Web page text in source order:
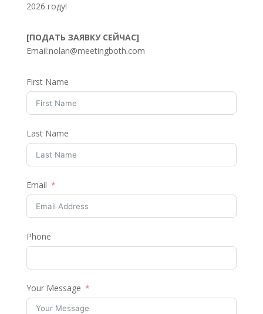
2026 году!
[ПОДАТЬ ЗАЯВКУ СЕЙЧАС]
Email:nolan@meetingboth.com
First Name
Last Name
Email
Phone
Your Message